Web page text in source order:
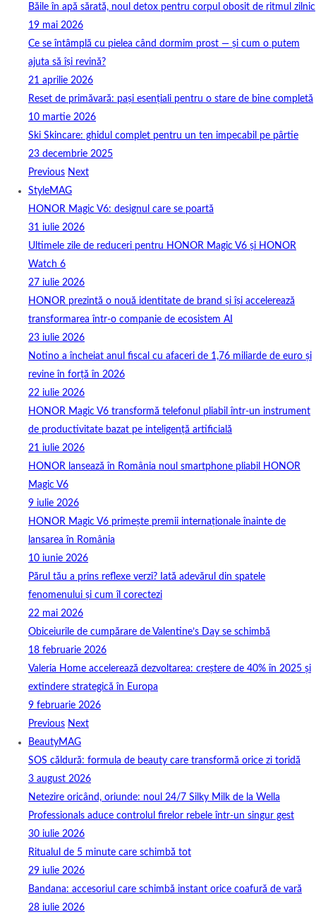
Băile în apă sărată, noul detox pentru corpul obosit de ritmul zilnic
19 mai 2026
Ce se întâmplă cu pielea când dormim prost — și cum o putem
ajuta să își revină?
21 aprilie 2026
Reset de primăvară: pași esențiali pentru o stare de bine completă
10 martie 2026
Ski Skincare: ghidul complet pentru un ten impecabil pe pârtie
23 decembrie 2025
Previous Next
StyleMAG
HONOR Magic V6: designul care se poartă
31 iulie 2026
Ultimele zile de reduceri pentru HONOR Magic V6 și HONOR
Watch 6
27 iulie 2026
HONOR prezintă o nouă identitate de brand și își accelerează
transformarea într-o companie de ecosistem AI
23 iulie 2026
Notino a încheiat anul fiscal cu afaceri de 1,76 miliarde de euro și
revine în forță în 2026
22 iulie 2026
HONOR Magic V6 transformă telefonul pliabil într-un instrument
de productivitate bazat pe inteligență artificială
21 iulie 2026
HONOR lansează în România noul smartphone pliabil HONOR
Magic V6
9 iulie 2026
HONOR Magic V6 primește premii internaționale înainte de
lansarea în România
10 iunie 2026
Părul tău a prins reflexe verzi? Iată adevărul din spatele
fenomenului și cum îl corectezi
22 mai 2026
Obiceiurile de cumpărare de Valentine’s Day se schimbă
18 februarie 2026
Valeria Home accelerează dezvoltarea: creștere de 40% în 2025 și
extindere strategică în Europa
9 februarie 2026
Previous Next
BeautyMAG
SOS căldură: formula de beauty care transformă orice zi toridă
3 august 2026
Netezire oricând, oriunde: noul 24/7 Silky Milk de la Wella
Professionals aduce controlul firelor rebele într-un singur gest
30 iulie 2026
Ritualul de 5 minute care schimbă tot
29 iulie 2026
Bandana: accesoriul care schimbă instant orice coafură de vară
28 iulie 2026